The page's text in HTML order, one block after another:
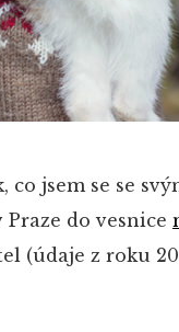
co jsem se se
do vesnice
(údaje z roku